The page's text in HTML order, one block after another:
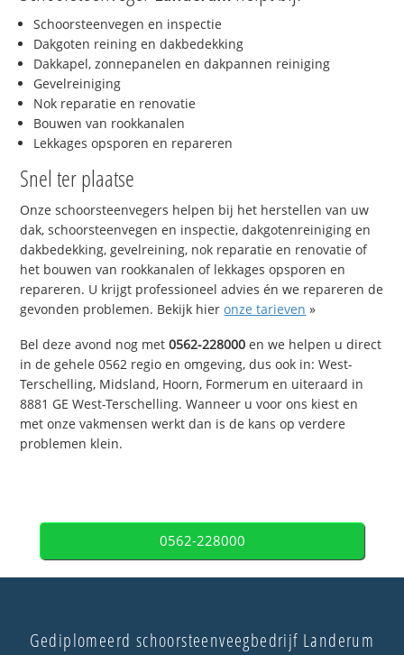
Schoorsteenvegen en inspectie
Dakgoten reining en dakbedekking
Dakkapel, zonnepanelen en dakpannen reiniging
Gevelreiniging
Nok reparatie en renovatie
Bouwen van rookkanalen
Lekkages opsporen en repareren
Snel ter plaatse
Onze schoorsteenvegers helpen bij het herstellen van uw
dak, schoorsteenvegen en inspectie, dakgotenreiniging en
dakbedekking, gevelreining, nok reparatie en renovatie of
het bouwen van rookkanalen of lekkages opsporen en
repareren. U krijgt professioneel advies én we repareren de
gevonden problemen. Bekijk hieronze tarieven »
Bel deze avond nog met0562-228000 en we helpen u direct
in de gehele 0562 regio en omgeving, dus ook in: West-
Terschelling, Midsland, Hoorn, Formerum en uiteraard in
8881 GE West-Terschelling. Wanneer u voor ons kiest en
met onze vakmensen werkt dan is de kans op verdere
problemen klein.
0562-228000
Gediplomeerd schoorsteenveegbedrijf Landerum